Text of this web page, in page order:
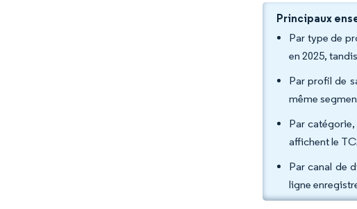
Principaux
Par type de
en 2025,
Par profil de
même
Par
affichent le
Par canal de
ligne